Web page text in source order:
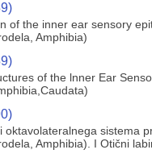
of the inner ear sensory
Amphibia)
of the lnner Ear
oktavolateralnega sistema
Amphibia). I Otični